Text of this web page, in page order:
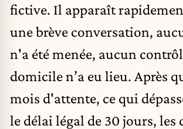
fictive. Il apparaît
une brève conversation,
n'a été menée, aucun
domicile n’a eu lieu. Après
mois d'attente, ce qui
le délai légal de 30 jours, les